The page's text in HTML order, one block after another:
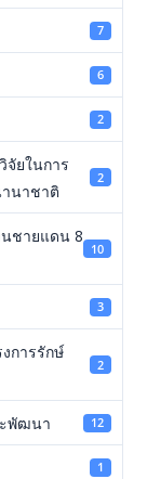
7
6
2
จัยในการ
นาชาติ
2
นชายแดน 8
10
3
การรักษ์
2
พัฒนา 12
1